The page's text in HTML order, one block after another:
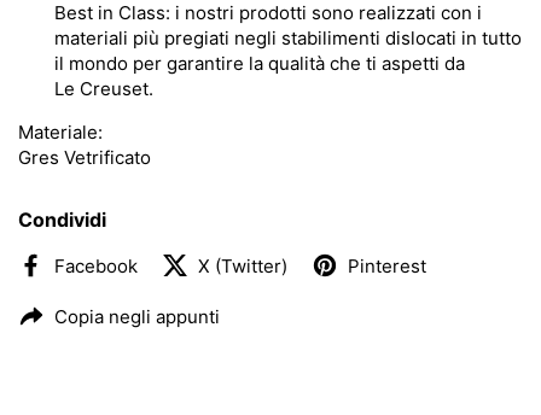
Best in Class: i nostri prodotti sono realizzati con i
materiali più pregiati negli stabilimenti dislocati in tutto
il mondo per garantire la qualità che ti aspetti da
Le Creuset.
Materiale:
Gres Vetrificato
Condividi
Facebook X (Twitter) Pinterest
Copia negli appunti